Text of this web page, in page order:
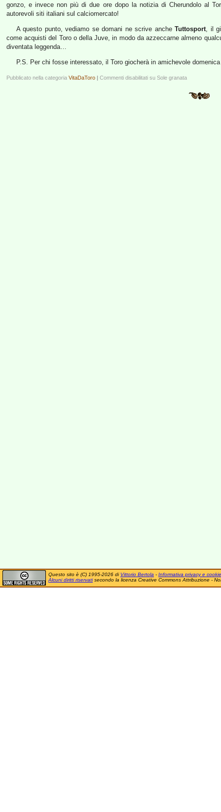
gonzo, e invece non più di due ore dopo la notizia di Cherundolo al
autorevoli siti italiani sul calciomercato!
A questo punto, vediamo se domani ne scrive ancheTuttosport, il
come acquisti del Toro o della Juve, in modo da azzeccarne almeno
diventata leggenda…
P.S. Per chi fosse interessato, il Toro giocherà in amichevole
Pubblicato nella categoria VitaDaToro | Commenti disabilitati su Sole granata
Questo sito è (C) 1995-2026 di Vittorio Bertola - Informativa privacy e cookie
Alcuni diritti riservatisecondo la licenza Creative Commons Attribuzione -